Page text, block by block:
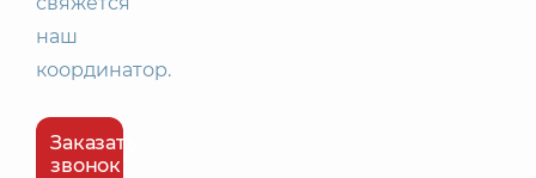
наш
координатор.
Заказать
звонок